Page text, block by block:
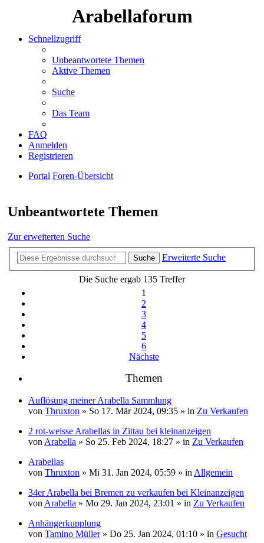
Arabellaforum
Schnellzugriff
Unbeantwortete Themen
Aktive Themen
Suche
Das Team
FAQ
Anmelden
Registrieren
Portal Foren-Übersicht
Unbeantwortete Themen
Zur erweiterten Suche
Suche Erweiterte Suche
Die Suche ergab 135 Treffer
1
2
3
4
5
6
Nächste
Themen
Auflösung meiner Arabella Sammlung
von Thruxton » So 17. Mär 2024, 09:35 » in Zu Verkaufen
2 rot-weisse Arabellas in Zittau bei kleinanzeigen
von Arabella » So 25. Feb 2024, 18:27 » in Zu Verkaufen
Arabellas
von Thruxton » Mi 31. Jan 2024, 05:59 » in Allgemein
34er Arabella bei Bremen zu verkaufen bei Kleinanzeigen
von Arabella » Mo 29. Jan 2024, 23:01 » in Zu Verkaufen
Anhängerkupplung
von Tamino Müller» Do 25. Jan 2024, 01:10 » in Gesucht